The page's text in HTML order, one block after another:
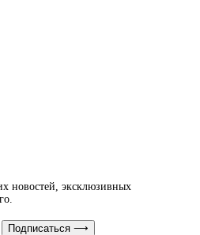
новостей, эксклюзивных
Подписаться ⟶